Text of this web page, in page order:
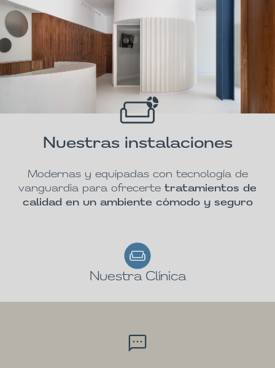
Nuestras instalaciones
Modernas y equipadas con tecnología de
vanguardia para ofrecerte tratamientos de
calidad en un ambiente cómodo y seguro
Nuestra Clínica